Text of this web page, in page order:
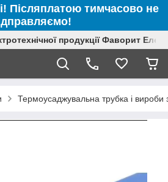
Післяплатою тимчасово не
продукції Фаворит
Термоусаджувальна трубка і вироби